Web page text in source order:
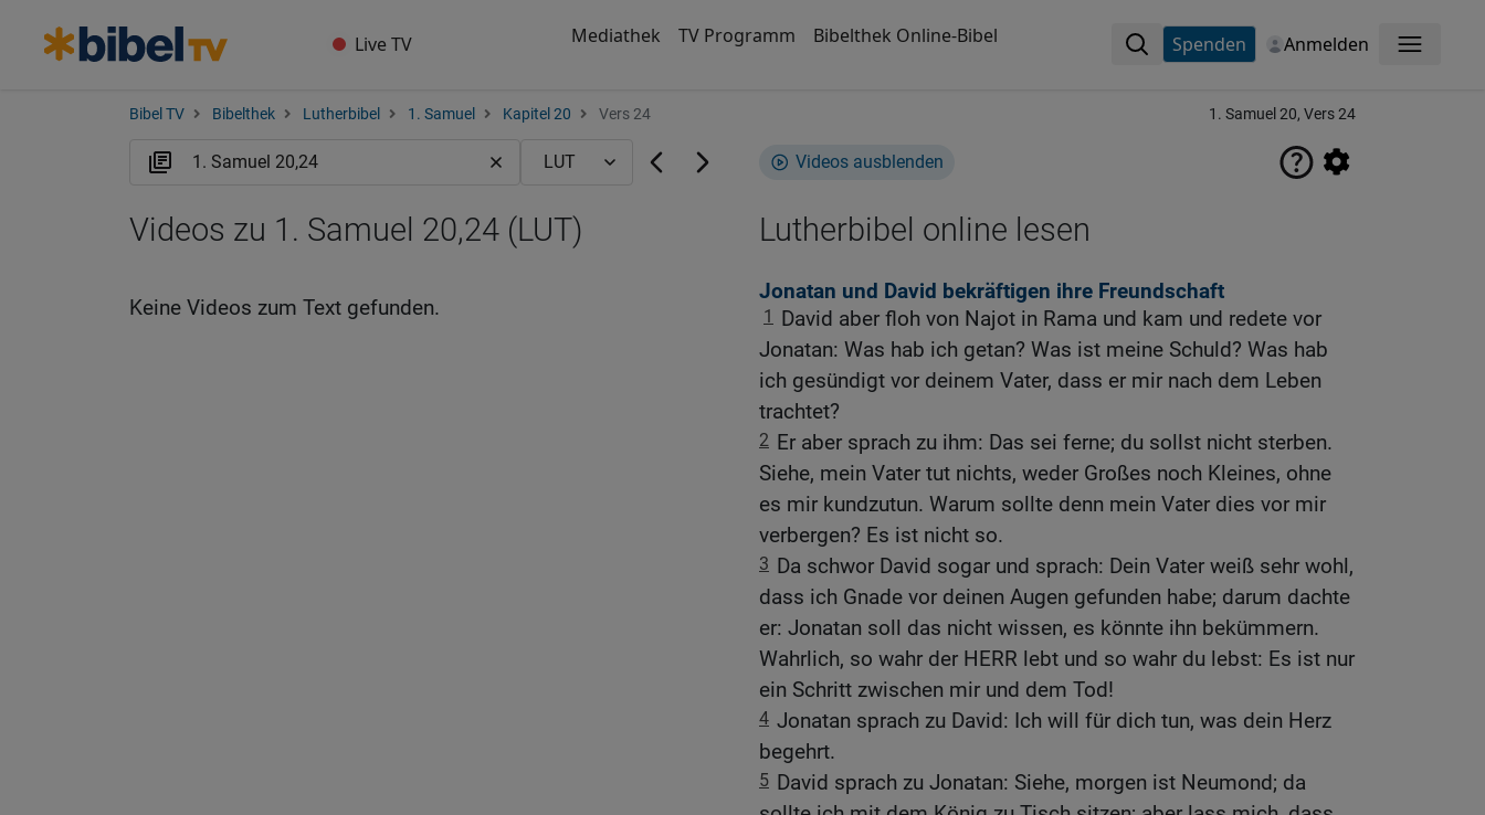
Live TV Mediathek TV Programm Bibelthek Online-Bibel Spenden Anmelden Menü
Bibel TV Bibelthek Lutherbibel 1. Samuel Kapitel 20 Vers 24 1. Samuel 20, Vers 24
Videos ausblenden
Lutherbibel online lesen
Jonatan und David bekräftigen ihre Freundschaft
1
David aber floh von Najot in Rama und kam und redete vor
Jonatan: Was hab ich getan? Was ist meine Schuld? Was hab
ich gesündigt vor deinem Vater, dass er mir nach dem Leben
trachtet?
2 Er aber sprach zu ihm: Das sei ferne; du sollst nicht sterben.
Siehe, mein Vater tut nichts, weder Großes noch Kleines, ohne
es mir kundzutun. Warum sollte denn mein Vater dies vor mir
verbergen? Es ist nicht so.
3 Da schwor David sogar und sprach: Dein Vater weiß sehr wohl,
dass ich Gnade vor deinen Augen gefunden habe; darum dachte
er: Jonatan soll das nicht wissen, es könnte ihn bekümmern.
Wahrlich, so wahr der HERR lebt und so wahr du lebst: Es ist nur
ein Schritt zwischen mir und dem Tod!
4 Jonatan sprach zu David: Ich will für dich tun, was dein Herz
begehrt.
5 David sprach zu Jonatan: Siehe, morgen ist Neumond; da
Videos zu 1. Samuel 20,24 (LUT)
Keine Videos zum Text gefunden.